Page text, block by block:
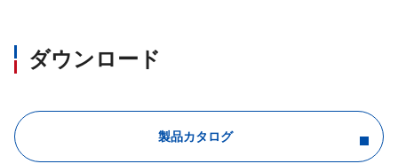
ダウンロード
製品カタログ